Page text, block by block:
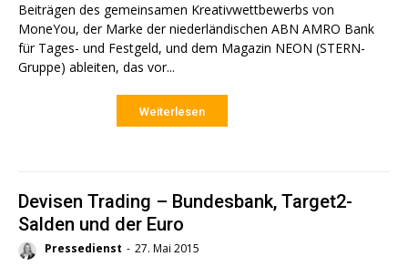
Beiträgen des gemeinsamen Kreativwettbewerbs von
MoneYou, der Marke der niederländischen ABN AMRO Bank
für Tages- und Festgeld, und dem Magazin NEON (STERN-
Gruppe) ableiten, das vor...
Weiterlesen
Devisen Trading – Bundesbank, Target2-
Salden und der Euro
Pressedienst - 27. Mai 2015